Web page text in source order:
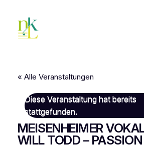
« Alle Veranstaltungen
Diese Veranstaltung hat bereits
stattgefunden.
MEISENHEIMER
WILL TODD –